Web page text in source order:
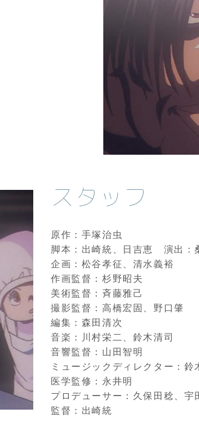
スタッフ
原作：手塚治虫
脚本：出崎統、日吉恵 演出：
企画：松谷孝征、清水義裕
作画監督：杉野昭夫
美術監督：斉藤雅己
撮影監督：高橋宏固、野口肇
編集：森田清次
音楽：川村栄二、鈴木清司
音響監督：山田智明
ミュージックディレクター：鈴
医学監修：永井明
プロデューサー：久保田稔、宇
監督：出崎統